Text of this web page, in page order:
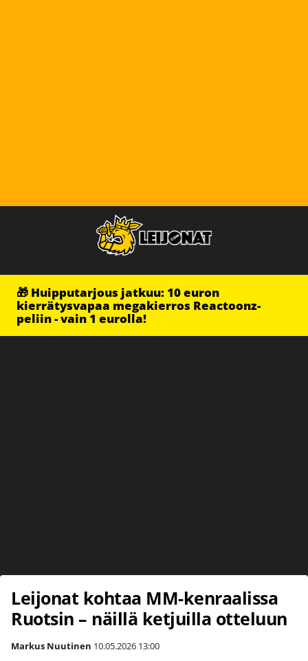
🎁 Huipputarjous jatkuu: 10 euron
kierrätysvapaa megakierros Reactoonz-
peliin - vain 1 eurolla!
Leijonat kohtaa MM-kenraalissa
Ruotsin – näillä ketjuilla otteluun
Markus Nuutinen 10.05.2026 13:00